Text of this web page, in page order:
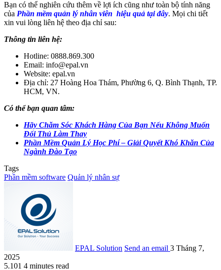
Bạn có thể nghiên cứu thêm về lợi ích cũng như toàn bộ tính năng
của Phần mềm quản lý nhân viên hiệu quả tại đây. Mọi chi tiết
xin vui lòng liên hệ theo địa chỉ sau:
Thông tin liên hệ:
Hotline: 0888.869.300
Email: info@epal.vn
Website: epal.vn
Địa chỉ: 27 Hoàng Hoa Thám, Phường 6, Q. Bình Thạnh, TP.
HCM, VN.
Có thể bạn quan tâm:
Hãy Chăm Sóc Khách Hàng Của Bạn Nếu Không Muốn
Đối Thủ Làm Thay
Phần Mềm Quản Lý Học Phí – Giải Quyết Khó Khăn Của
Ngành Đào Tạo
Tags
Phần mềm software Quản lý nhân sự
EPAL Solution Send an email 3 Tháng 7,
2025
5.101 4 minutes read